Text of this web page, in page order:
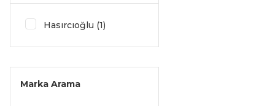
Hasırcıoğlu (1)
Marka Arama